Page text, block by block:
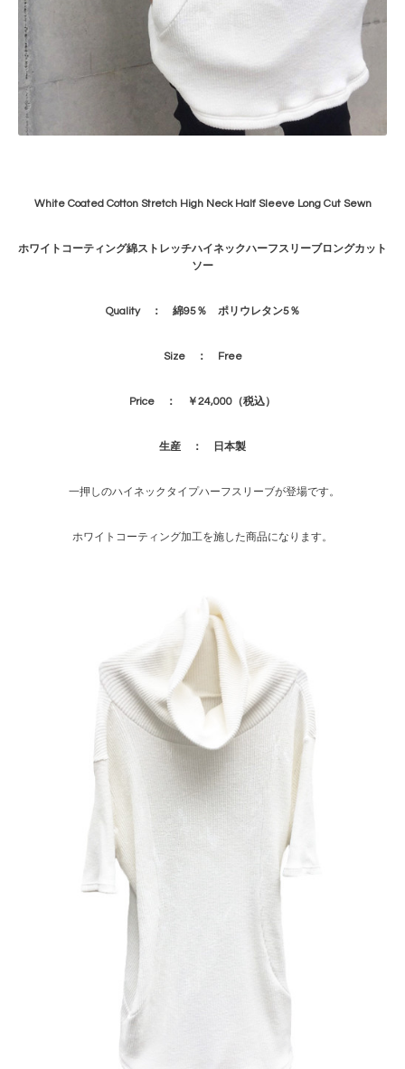
White Coated Cotton Stretch High Neck Half Sleeve Long Cut Sewn
ホワイトコーティング綿ストレッチハイネックハーフスリーブロングカット
ソー
Quality ： 綿95％ ポリウレタン5％
Size ： Free
Price ： ￥24,000（税込）
生産 ： 日本製
一押しのハイネックタイプハーフスリーブが登場です。
ホワイトコーティング加工を施した商品になります。